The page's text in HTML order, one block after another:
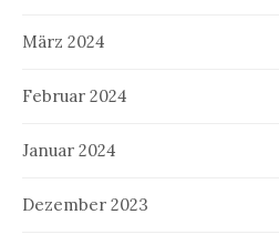
März 2024
Februar 2024
Januar 2024
Dezember 2023